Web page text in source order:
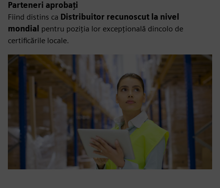
Parteneri aprobați
Fiind distins ca Distribuitor recunoscut la nivel
mondial pentru poziția lor excepțională dincolo de
certificările locale.